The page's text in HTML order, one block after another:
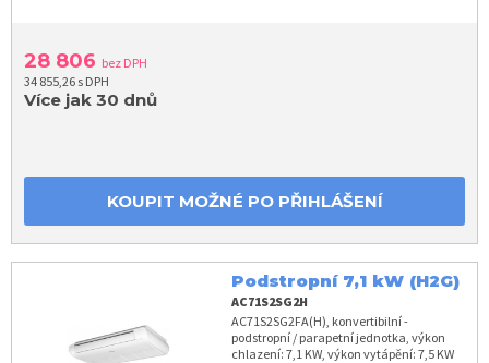
28 806 bez DPH
34 855,26 s DPH
Více jak 30 dnů
KOUPIT MOŽNÉ PO PŘIHLÁŠENÍ
Podstropní 7,1 kW (H2G)
AC71S2SG2H
AC71S2SG2FA(H), konvertibilní -
podstropní / parapetní jednotka, výkon
chlazení: 7,1 KW, výkon vytápění: 7,5 KW